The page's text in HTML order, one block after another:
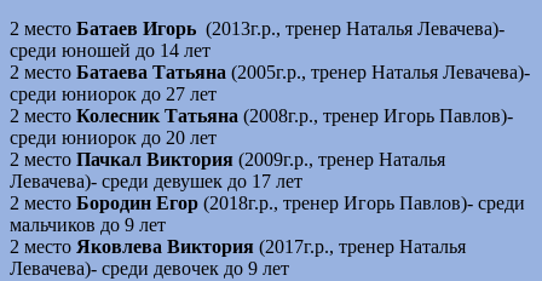
2 место Батаев Игорь (2013г.р., тренер Наталья Левачева)-
среди юношей до 14 лет
2 место Батаева Татьяна (2005г.р., тренер Наталья Левачева)-
среди юниорок до 27 лет
2 место Колесник Татьяна (2008г.р., тренер Игорь Павлов)-
среди юниорок до 20 лет
2 место Пачкал Виктория (2009г.р., тренер Наталья
Левачева)- среди девушек до 17 лет
2 место Бородин Егор (2018г.р., тренер Игорь Павлов)- среди
мальчиков до 9 лет
2 место Яковлева Виктория (2017г.р., тренер Наталья
Левачева)- среди девочек до 9 лет